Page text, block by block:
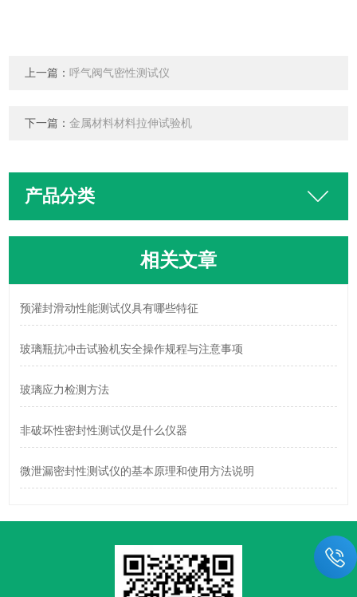
上一篇：呼气阀气密性测试仪
下一篇：金属材料材料拉伸试验机
产品分类
相关文章
预灌封滑动性能测试仪具有哪些特征
玻璃瓶抗冲击试验机安全操作规程与注意事项
玻璃应力检测方法
非破坏性密封性测试仪是什么仪器
微泄漏密封性测试仪的基本原理和使用方法说明